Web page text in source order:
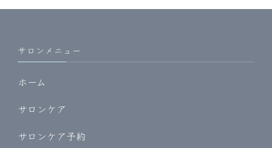
サロンメニュー
ホーム
サロンケア
サロンケア予約